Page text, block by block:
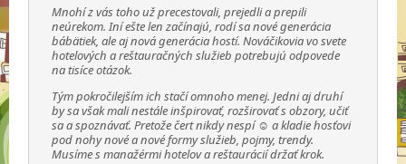
Mnohí z vás toho už precestovali, prejedli a prepili
neúrekom. Iní ešte len začínajú, rodí sa nové generácia
bábätiek, ale aj nová generácia hostí. Nováčikovia vo svete
hotelových a reštauračných služieb potrebujú odpovede
na tisíce otázok.
Tým pokročilejším ich stačí omnoho menej. Jedni aj druhí
by sa však mali nestále inšpirovať, rozširovať s obzory, učiť
sa a spoznávať. Pretože čert nikdy nespí ☺ a kladie hosťovi
pod nohy nové a nové formy služieb, pojmy, trendy.
Musíme s manažérmi hotelov a reštaurácií držať krok.